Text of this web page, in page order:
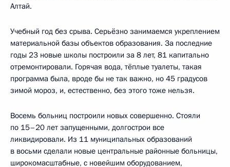
Алтай.
Учебный год без срыва. Серьёзно занимаемся укреплением
материальной базы объектов образования. За последние
годы 23 новые школы построили за 8 лет, 81 капитально
отремонтировали. Горячая вода, тёплые туалеты, такая
программа была, вроде бы не так важно, но 45 градусов
зимой мороз, и, естественно, без этого тоже нельзя.
Восемь больниц построили новых совершенно. Стояли
по 15–20 лет запущенными, долгострои все
ликвидировали. Из 11 муниципальных образований
в восьми сделали новые центральные районные больницы,
широкомасштабные, с новейшим оборудованием,